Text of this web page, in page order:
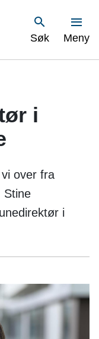
Søk Vis
Meny
i
over fra
Stine
i